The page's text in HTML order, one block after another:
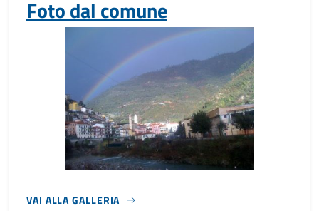
Foto dal comune
VAI ALLA GALLERIA